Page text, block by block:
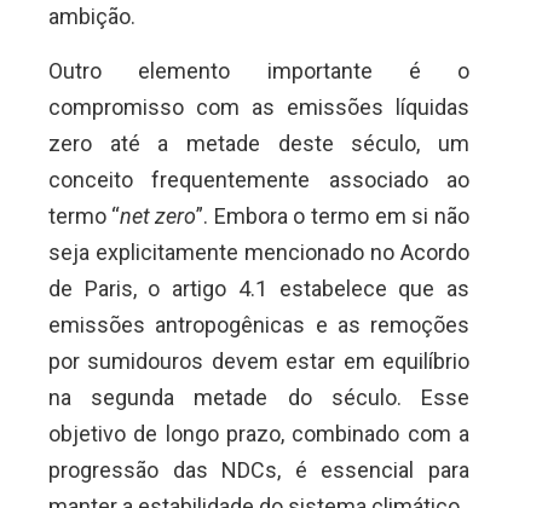
ambição.
Outro elemento importante é o
compromisso com as emissões líquidas
zero até a metade deste século, um
conceito frequentemente associado ao
termo “net zero”. Embora o termo em si não
seja explicitamente mencionado no Acordo
de Paris, o artigo 4.1 estabelece que as
emissões antropogênicas e as remoções
por sumidouros devem estar em equilíbrio
na segunda metade do século. Esse
objetivo de longo prazo, combinado com a
progressão das NDCs, é essencial para